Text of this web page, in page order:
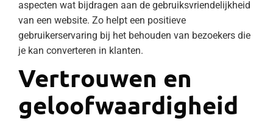
aspecten wat bijdragen aan de gebruiksvriendelijkheid
van een website. Zo helpt een positieve
gebruikerservaring bij het behouden van bezoekers die
je kan converteren in klanten.
Vertrouwen en
geloofwaardigheid